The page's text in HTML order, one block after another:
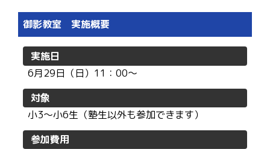
御影教室 実施概要
実施日
6月29日（日）11：00〜
対象
小3〜小6生（塾生以外も参加できます）
参加費用